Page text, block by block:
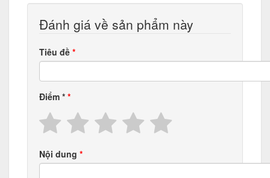
Đánh giá về sản phẩm này
Tiêu đề
Điểm *
Nội dung